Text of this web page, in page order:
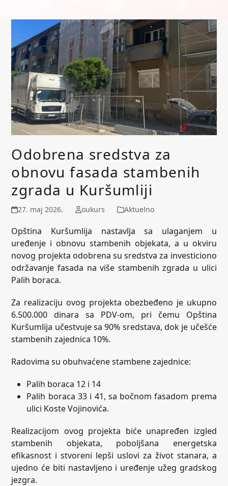
Odobrena sredstva za
obnovu fasada stambenih
zgrada u Kuršumliji
27. maj 2026. oukurs Aktuelno
Opština Kuršumlija nastavlja sa ulaganjem u
uređenje i obnovu stambenih objekata, a u okviru
novog projekta odobrena su sredstva za investiciono
održavanje fasada na više stambenih zgrada u ulici
Palih boraca.
Za realizaciju ovog projekta obezbeđeno je ukupno
6.500.000 dinara sa PDV-om, pri čemu Opština
Kuršumlija učestvuje sa 90% sredstava, dok je učešće
stambenih zajednica 10%.
Radovima su obuhvaćene stambene zajednice:
Palih boraca 12 i 14
Palih boraca 33 i 41, sa bočnom fasadom prema
ulici Koste Vojinovića.
Realizacijom ovog projekta biće unapređen izgled
stambenih objekata, poboljšana energetska
efikasnost i stvoreni lepši uslovi za život stanara, a
ujedno će biti nastavljeno i uređenje užeg gradskog
jezgra.